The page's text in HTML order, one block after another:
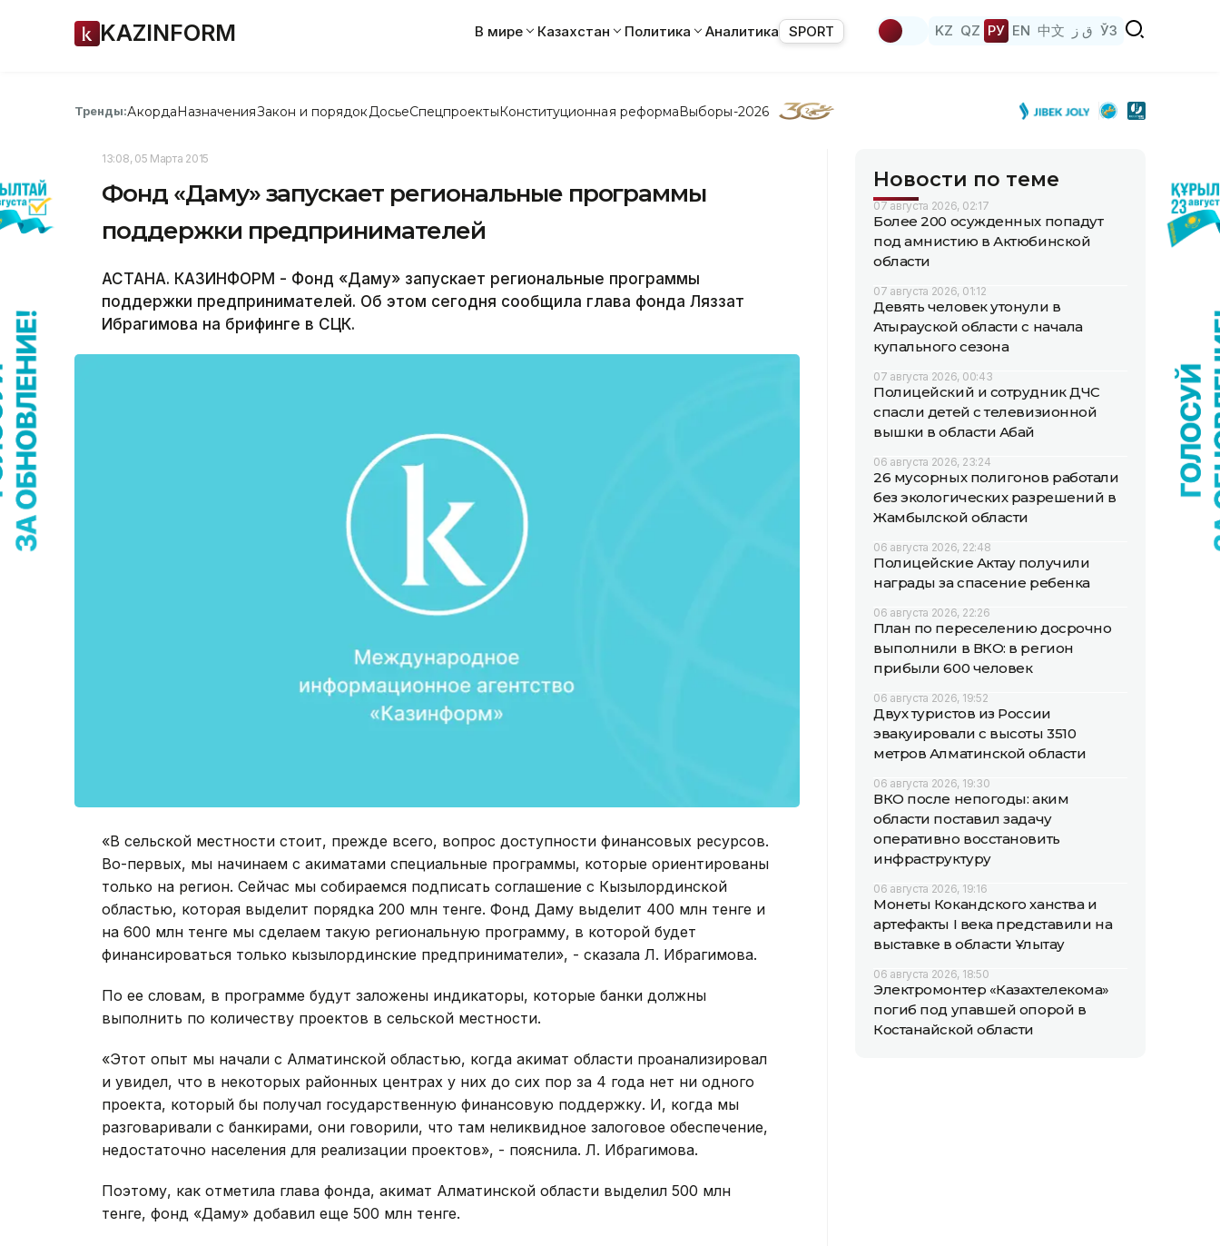
KAZINFORM В мире Казахстан Политика Аналитика SPORT KZ QZ РУ EN 中文 ق ز ЎЗ
Тренды:АкордаНазначенияЗакон и порядок ДосьеСпецпроектыКонституционная реформаВыборы-2026
13:08, 05 Марта 2015
Фонд «Даму» запускает региональные программы
поддержки предпринимателей
АСТАНА. КАЗИНФОРМ - Фонд «Даму» запускает региональные программы
поддержки предпринимателей. Об этом сегодня сообщила глава фонда Ляззат
Ибрагимова на брифинге в СЦК.
«В сельской местности стоит, прежде всего, вопрос доступности финансовых ресурсов.
Во-первых, мы начинаем с акиматами специальные программы, которые ориентированы
только на регион. Сейчас мы собираемся подписать соглашение с Кызылординской
областью, которая выделит порядка 200 млн тенге. Фонд Даму выделит 400 млн тенге и
на 600 млн тенге мы сделаем такую региональную программу, в которой будет
финансироваться только кызылординские предприниматели», - сказала Л. Ибрагимова.
По ее словам, в программе будут заложены индикаторы, которые банки должны
выполнить по количеству проектов в сельской местности.
«Этот опыт мы начали с Алматинской областью, когда акимат области проанализировал
и увидел, что в некоторых районных центрах у них до сих пор за 4 года нет ни одного
проекта, который бы получал государственную финансовую поддержку. И, когда мы
разговаривали с банкирами, они говорили, что там неликвидное залоговое обеспечение,
недостаточно населения для реализации проектов», - пояснила. Л. Ибрагимова.
Поэтому, как отметила глава фонда, акимат Алматинской области выделил 500 млн
тенге, фонд «Даму» добавил еще 500 млн тенге.
Новости по теме
07 августа 2026, 02:17
Более 200 осужденных попадут
под амнистию в Актюбинской
области
07 августа 2026, 01:12
Девять человек утонули в
Атырауской области с начала
купального сезона
07 августа 2026, 00:43
Полицейский и сотрудник ДЧС
спасли детей с телевизионной
вышки в области Абай
06 августа 2026, 23:24
26 мусорных полигонов работали
без экологических разрешений в
Жамбылской области
06 августа 2026, 22:48
Полицейские Актау получили
награды за спасение ребенка
06 августа 2026, 22:26
План по переселению досрочно
выполнили в ВКО: в регион
прибыли 600 человек
06 августа 2026, 19:52
Двух туристов из России
эвакуировали с высоты 3510
метров Алматинской области
06 августа 2026, 19:30
ВКО после непогоды: аким
области поставил задачу
оперативно восстановить
инфраструктуру
06 августа 2026, 19:16
Монеты Кокандского ханства и
артефакты I века представили на
выставке в области Ұлытау
06 августа 2026, 18:50
Электромонтер «Казахтелекома»
погиб под упавшей опорой в
Костанайской области